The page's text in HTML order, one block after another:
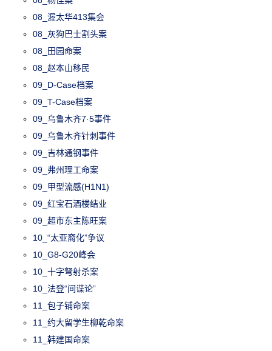
08_渥太华413集会
08_灰狗巴士割头案
08_田园命案
08_赵本山移民
09_D-Case档案
09_T-Case档案
09_乌鲁木齐7·5事件
09_乌鲁木齐针刺事件
09_吉林通钢事件
09_弗州理工命案
09_甲型流感(H1N1)
09_红宝石酒楼结业
09_超市东主陈旺案
10_“太亚裔化”争议
10_G8-G20峰会
10_十字弩射杀案
10_法登“间谍论”
11_包子铺命案
11_约大留学生柳乾命案
11_韩建国命案